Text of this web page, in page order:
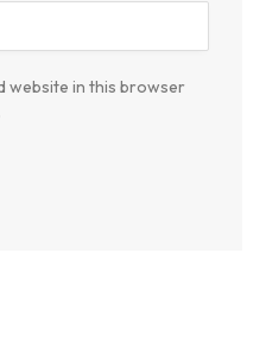
website in this browser